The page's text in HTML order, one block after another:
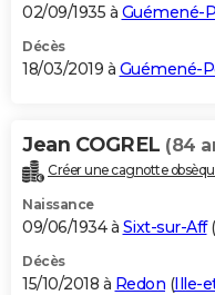
02/09/1935 à Guémené-
Décès
18/03/2019 à Guémené-
Jean COGREL (84
Créer une cagnotte
Naissance
09/06/1934 à Sixt-sur-Aff(
Décès
15/10/2018 à Redon (Ille-